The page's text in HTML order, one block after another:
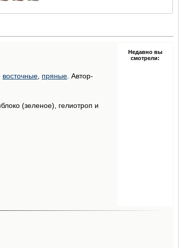
восточные пряные . Автор-
(зеленое), гелиотроп и
Недавно вы
смотрели: